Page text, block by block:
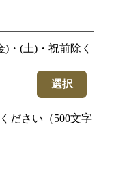
・(土)・祝前除く
選択
ださい（500文字